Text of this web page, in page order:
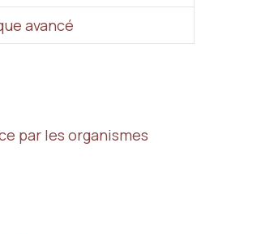
avancé
par les organismes